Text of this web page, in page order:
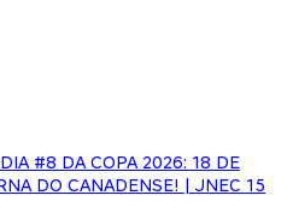
DIA #8 DA COPA 2026: 18 DE
DO CANADENSE! | JNEC 15